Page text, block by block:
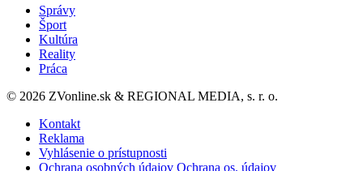
Správy
Šport
Kultúra
Reality
Práca
© 2026 ZVonline.sk & REGIONAL MEDIA, s. r. o.
Kontakt
Reklama
Vyhlásenie o prístupnosti
Ochrana osobných údajov Ochrana os. údajov